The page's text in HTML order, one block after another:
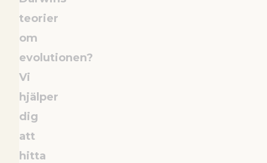
teorier
om
evolutionen?
Vi
hjälper
dig
att
hitta